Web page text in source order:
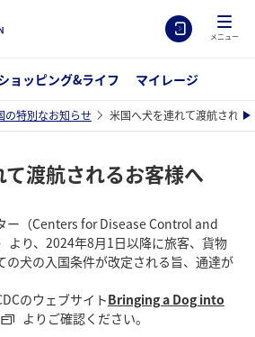
メニュー
ョッピング&ライフ マイレージ
の特別なお知らせ 米国へ犬を連れて渡航される
渡航されるお客様へ
ー（Centers for Disease Control and
より、2024年8月1日以降に旅客、貨物
の犬の入国条件が改定される旨、通達が
のウェブサイトBringing a Dog into
よりご確認ください。